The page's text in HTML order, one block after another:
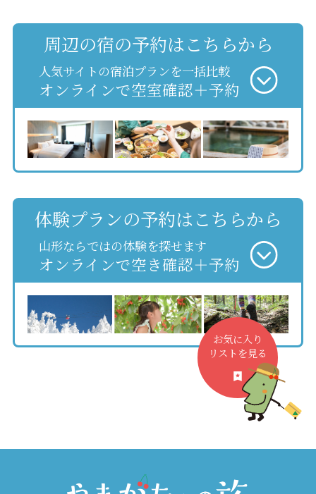
周辺の宿の予約はこちらから
人気サイトの宿泊プランを一括比較
オンラインで空室確認＋予約
体験プランの予約はこちらから
山形ならではの体験を探せます
オンラインで空き確認＋予約
お気に入り
リストを見る